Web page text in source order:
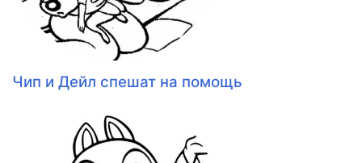
Чип и Дейл спешат на помощь